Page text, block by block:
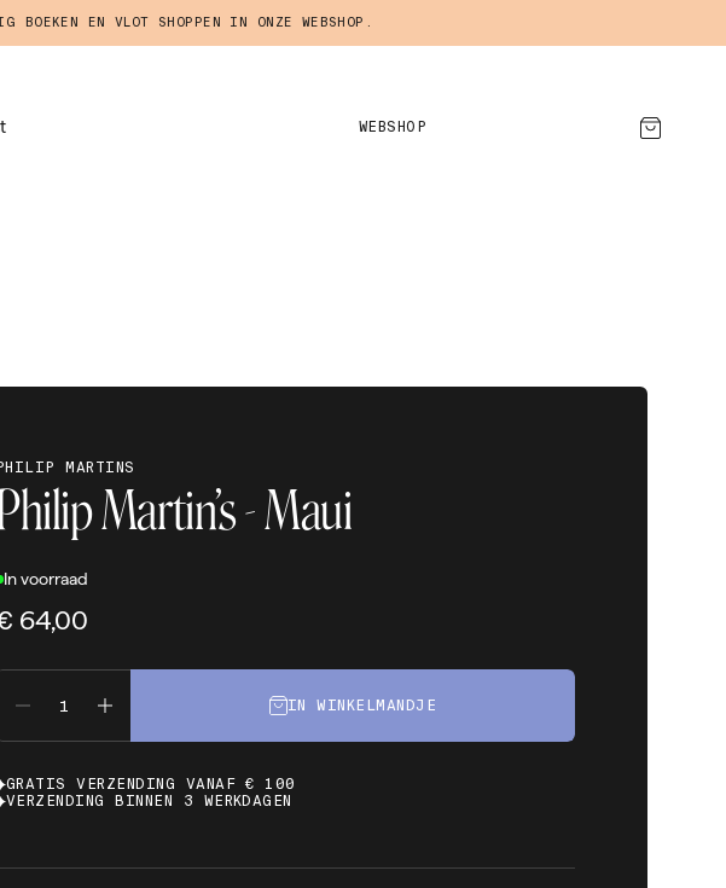
BOEKEN EN VLOT SHOPPEN IN ONZE WEBSHOP.
WEBSHOP
MARTINS
Martin’s - Maui
In voorraad
64,00
IN WINKELMANDJE
GRATIS VERZENDING VANAF € 100
VERZENDING BINNEN 3 WERKDAGEN